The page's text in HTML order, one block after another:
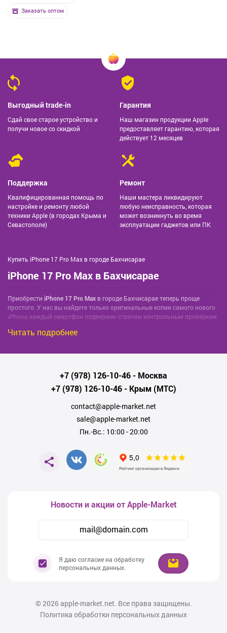
Заказать оптом
Выгодный trade-in
Сдай свое старое устройство и
получи новое со скидкой
Гарантия
Наш магазин продукции Apple
предоставляет гарантию, которая
действует 12 месяцев
Поддержка
Квалифицированная помощь по
настройке и ремонту любой
техники Apple (в городах Крыма и
Севастополе)
Ремонт
Наши мастера ликвидируют
любую неисправность, которая
может возникнуть во время
эксплуатации гаджетов или ПК
Купить iPhone 17 Pro Max в городе Бахчисарае
iPhone 17 Pro Max в Бахчисарае
Приобрести iPhone 17 Pro Maxв городе Бахчисарае теперь проще
простого. У нас вы найдете только оригинальные копии самого нового
iPhone, каждый смартфон подвержен строгим контрольным проверкам
долговечность покупки.
кабелем для передачи данных.
Мы предлагаем быструю и бесплатную доставку по всему городу
сегодня: станьте обладателемiPhone 17 Pro Maxуже прямо сейчас и
ощутите всю мощь и преимущество данной модели.
Любые вопросы по наличию, ценам или доставке вы можете задать
поможем вам выбрать лучший iPhone 17 Pro Max в городе Бахчисарае
и обеспечим полную поддержку на всех этапах сделки.
Читать подробнее
+7 (978) 126-10-46- Москва
+7 (978) 126-10-46- Крым (МТС)
contact@apple-market.net
sale@apple-market.net
Пн.-Вс.: 10:00 - 20:00
Новости и акции от Apple-Market
Я даю согласие на обработку
персональных данных.
© 2026apple-market.net. Все права защищены.
Политика обработки персональных данных